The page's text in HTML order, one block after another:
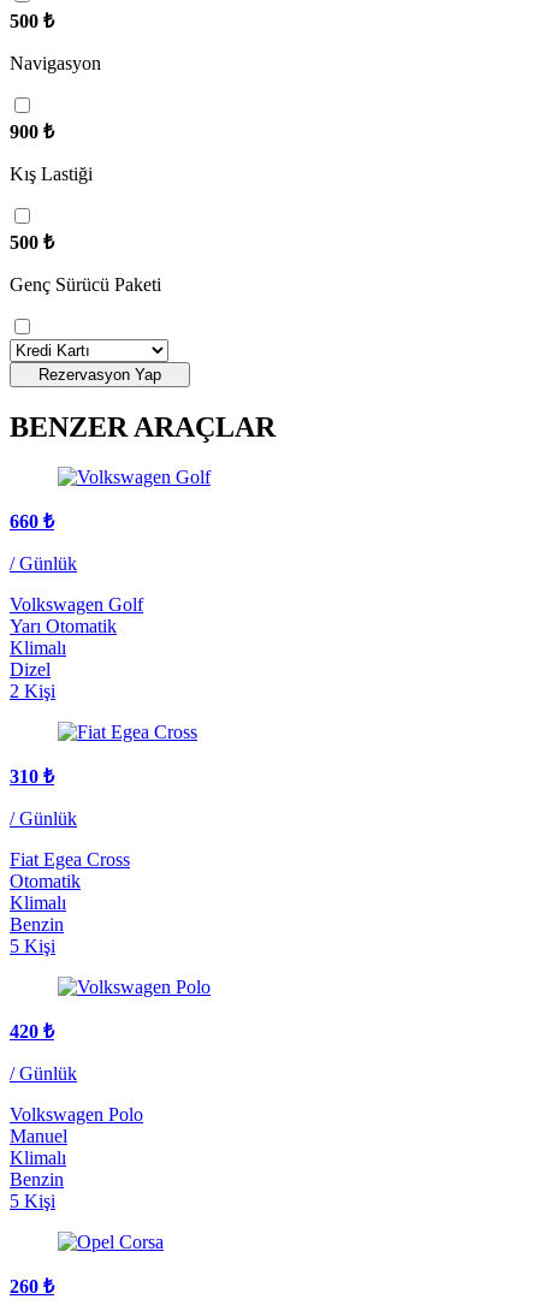
500 ₺
Navigasyon
900 ₺
Kış Lastiği
500 ₺
Genç Sürücü Paketi
Rezervasyon Yap
BENZER ARAÇLAR
660 ₺
/ Günlük
Volkswagen Golf
Yarı Otomatik
Klimalı
Dizel
2 Kişi
310 ₺
/ Günlük
Fiat Egea Cross
Otomatik
Klimalı
Benzin
5 Kişi
420 ₺
/ Günlük
Volkswagen Polo
Manuel
Klimalı
Benzin
5 Kişi
260 ₺